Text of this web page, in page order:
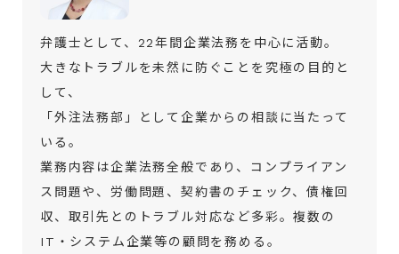
弁護士として、22年間企業法務を中心に活動。
大きなトラブルを未然に防ぐことを究極の目的と
して、
「外注法務部」として企業からの相談に当たって
いる。
業務内容は企業法務全般であり、コンプライアン
ス問題や、労働問題、契約書のチェック、債権回
収、取引先とのトラブル対応など多彩。複数の
IT・システム企業等の顧問を務める。